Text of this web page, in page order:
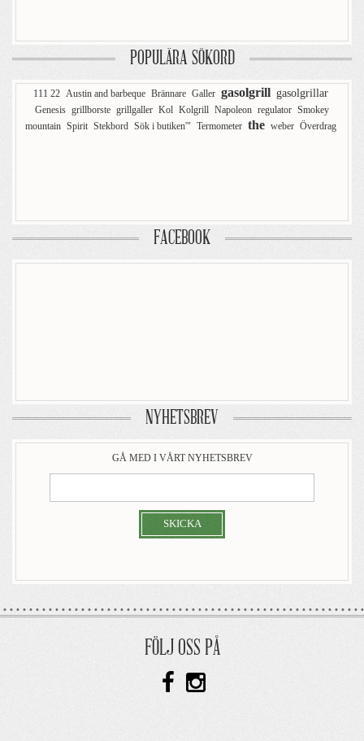
POPULÄRA SÖKORD
111 22 Austin and barbeque Brännare Galler gasolgrill gasolgrillar
Genesis grillborste grillgaller Kol Kolgrill Napoleon regulator Smokey
mountain Spirit Stekbord Sök i butiken'" Termometer the weber Överdrag
FACEBOOK
NYHETSBREV
GÅ MED I VÅRT NYHETSBREV
SKICKA
FÖLJ OSS PÅ